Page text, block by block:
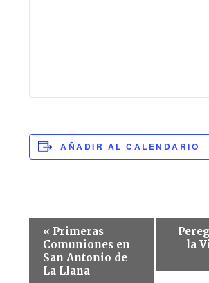
AÑADIR AL CALENDARIO
Navegación
del
Evento
« Primeras
Comuniones en
San Antonio de
La Llana
la